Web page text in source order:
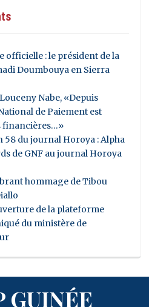
officielle : le président de la
Doumbouya en Sierra
Louceny Nabe, «Depuis
de Paiement est
financières…»
58 du journal Horoya : Alpha
de GNF au journal Horoya
hommage de Tibou
de la plateforme
du ministère de
GUINÉE